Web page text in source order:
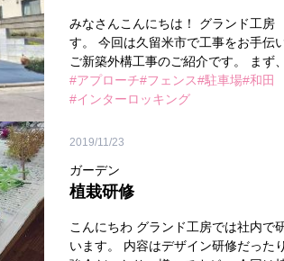
みなさんこんにちは！ グランド工
す。 今回は久留米市で工事をお手伝
ご新築外構工事のご紹介です。 まず
こちらです！ ～Before～ 住宅の作り
も色味 […]
アプローチ フェンス 駐車場 和田
インターロッキング
2019/11/23
ガーデン
植栽研修
こんにちわ グランド工房では社内で
います。 内容はデザイン研修だった